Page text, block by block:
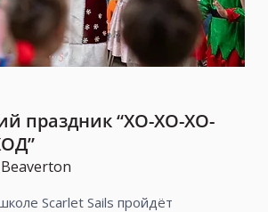
праздник “ХО-ХО-ХО-
Beaverton
Scarlet Sails пройдёт